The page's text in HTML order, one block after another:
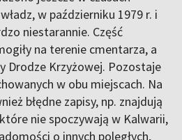
w październiku 1979 r. i
niestarannie. Część
na terenie cmentarza, a
Drodze Krzyżowej. Pozostaje
w obu miejscach. Na
błędne zapisy, np. znajdują
nie spoczywają w Kalwarii,
o innych poległych,